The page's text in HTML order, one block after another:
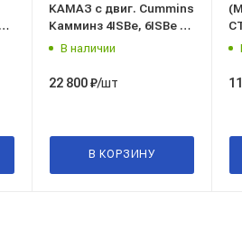
КАМАЗ с двиг. Cummins
Камминз 4ISBe, 6ISBe 24
В. 10 зуб.,
(взамен 4992135,
В наличии
22 800₽/шт
В КОРЗИНУ